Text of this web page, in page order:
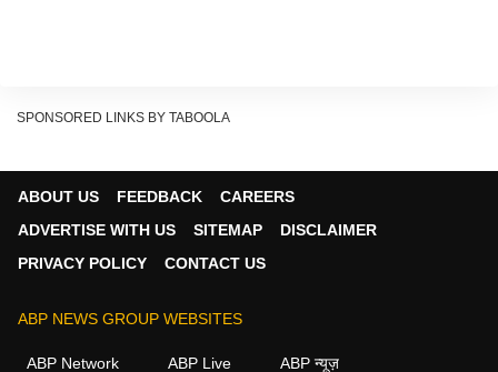
SPONSORED LINKS BY TABOOLA
ABOUT US FEEDBACK
CAREERS
ADVERTISE WITH US
SITEMAP
DISCLAIMER
PRIVACY POLICY
CONTACT US
ABP NEWS GROUP WEBSITES
ABP Network ABP Live ABP न्यूज़